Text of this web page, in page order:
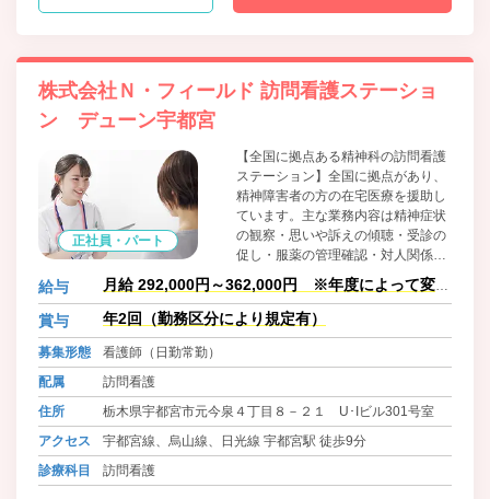
株式会社Ｎ・フィールド 訪問看護ステーショ
ン デューン宇都宮
正社員・パート
【全国に拠点ある精神科の訪問看護
ステーション】全国に拠点があり、
精神障害者の方の在宅医療を援助し
ています。主な業務内容は精神症状
の観察・思いや訴えの傾聴・受診の
促し・服薬の管理確認・対人関係日
常生活の支援です。今後も全国に拠
点を増やしていき、看護師の管理者
の登用も積極的に行なって参りま
給与
月給 292,000円～362,000円 ※年度によって変動
あり。
賞与 年2回（勤務区分により規定有）
募集形態
看護師（日勤常勤）
配属
訪問看護
住所
栃木県宇都宮市元今泉４丁目８－２１ U･Iビル301号室
アクセス
宇都宮線、烏山線、日光線 宇都宮駅 徒歩9分
診療科目
訪問看護